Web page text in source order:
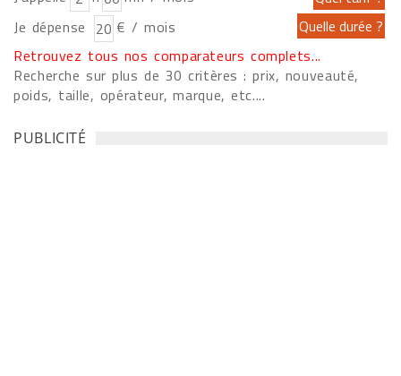
Je dépense
€ / mois
Retrouvez tous nos comparateurs complets...
Recherche sur plus de 30 critères : prix, nouveauté,
poids, taille, opérateur, marque, etc....
PUBLICITÉ